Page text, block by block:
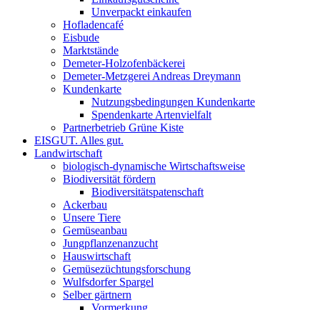
Unverpackt einkaufen
Hofladencafé
Eisbude
Marktstände
Demeter-Holzofenbäckerei
Demeter-Metzgerei Andreas Dreymann
Kundenkarte
Nutzungsbedingungen Kundenkarte
Spendenkarte Artenvielfalt
Partnerbetrieb Grüne Kiste
EISGUT. Alles gut.
Landwirtschaft
biologisch-dynamische Wirtschaftsweise
Biodiversität fördern
Biodiversitätspatenschaft
Ackerbau
Unsere Tiere
Gemüseanbau
Jungpflanzenanzucht
Hauswirtschaft
Gemüsezüchtungsforschung
Wulfsdorfer Spargel
Selber gärtnern
Vormerkung